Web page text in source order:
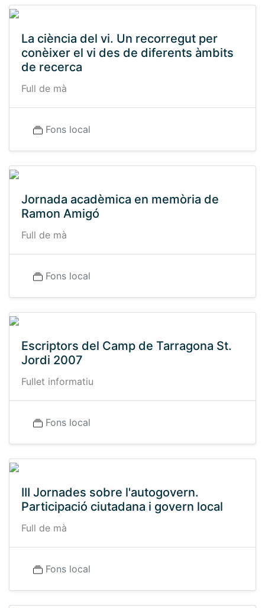
La ciència del vi. Un recorregut per
conèixer el vi des de diferents àmbits
de recerca
Full de mà
Fons local
Jornada acadèmica en memòria de
Ramon Amigó
Full de mà
Fons local
Escriptors del Camp de Tarragona St.
Jordi 2007
Fullet informatiu
Fons local
III Jornades sobre l'autogovern.
Participació ciutadana i govern local
Full de mà
Fons local